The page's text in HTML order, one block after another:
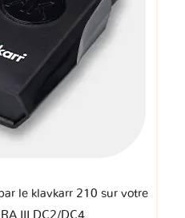
le klavkarr 210 sur votre
III DC2/DC4